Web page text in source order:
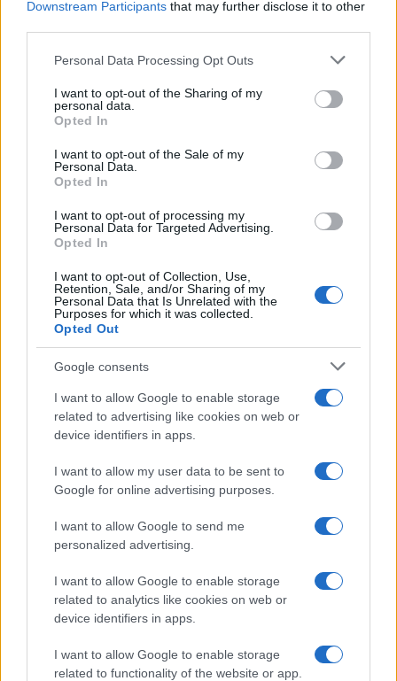
Downstream Participants that may further disclose it to other
Please note that this website/app uses one or more Google
not limited to your visit or usage behaviour. You may click to
grant or deny consent to Google and its third-party tags to
use your data for below specified purposes in below Google
consent section.
Personal Data Processing Opt Outs
I want to opt-out of the Sharing of my
personal data.
Opted In
I want to opt-out of the Sale of my
Personal Data.
Opted In
I want to opt-out of processing my
Personal Data for Targeted Advertising.
Opted In
I want to opt-out of Collection, Use,
Retention, Sale, and/or Sharing of my
Personal Data that Is Unrelated with the
Purposes for which it was collected.
Opted Out
Google consents
I want to allow Google to enable storage
related to advertising like cookies on web or
device identifiers in apps.
I want to allow my user data to be sent to
Google for online advertising purposes.
I want to allow Google to send me
personalized advertising.
I want to allow Google to enable storage
related to analytics like cookies on web or
device identifiers in apps.
I want to allow Google to enable storage
related to functionality of the website or app.
Ford Fathom: prezzo, caratteristiche e innovazioni del
pickup elettrico
Roberto Capelli · 6 Ago 2026
TECH
Babbel
Susanna Riva · 6 Ago 2026